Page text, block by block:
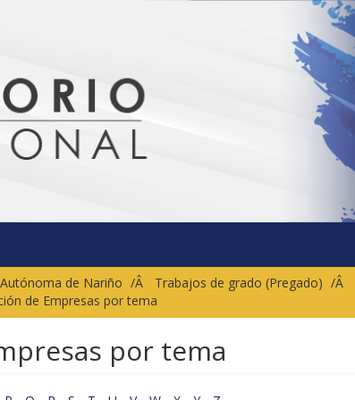
de Nariño Trabajos de grado (Pregado)
de Empresas por tema
por tema